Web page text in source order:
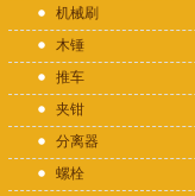
机械刷
木锤
推车
夹钳
分离器
螺栓